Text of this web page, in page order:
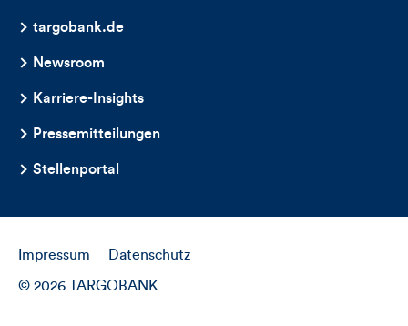
targobank.de
Newsroom
Karriere-Insights
Pressemitteilungen
Stellenportal
Impressum Datenschutz
© 2026 TARGOBANK